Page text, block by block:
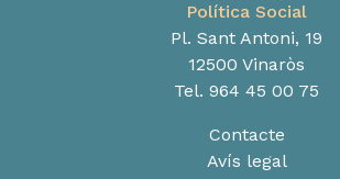
Política Social
Pl. Sant Antoni, 19
12500 Vinaròs
Tel. 964 45 00 75
Contacte
Avís legal